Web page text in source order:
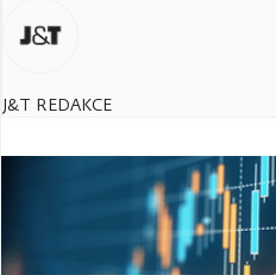
J&T REDAKCE